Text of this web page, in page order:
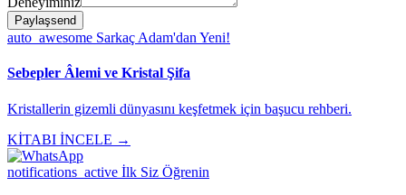
Paylaşsend
auto_awesome Sarkaç Adam'dan Yeni!
Sebepler Âlemi ve Kristal Şifa
Kristallerin gizemli dünyasını keşfetmek için başucu rehberi.
KİTABI İNCELE →
notifications_active İlk Siz Öğrenin